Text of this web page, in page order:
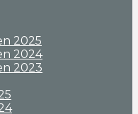
2025
2024
2023